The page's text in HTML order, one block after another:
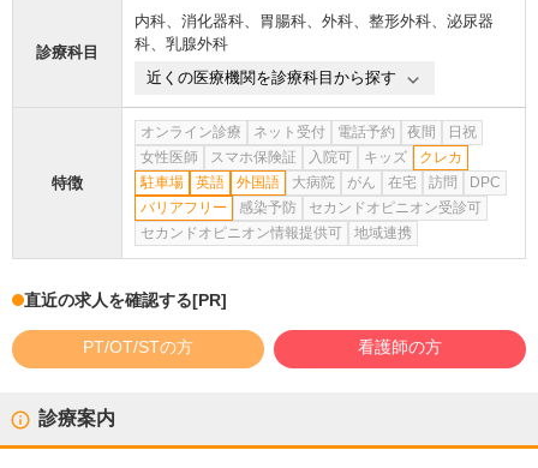
診療科目
内科、 消化器科、 胃腸科、 外科、 整形外科、 泌尿器
科、 乳腺外科
近くの医療機関を診療科目から探す
特徴
オンライン診療 ネット受付 電話予約 夜間
日祝
女性医師
スマホ保険証 入院可 キッズ
クレカ
駐車場
英語 外国語 大病院 がん 在宅 訪問
DPC
バリアフリー
感染予防
セカンドオピニオン受診可
セカンドオピニオン情報提供可
地域連携
直近の求人を確認する[PR]
PT/OT/STの方 看護師の方
診療案内